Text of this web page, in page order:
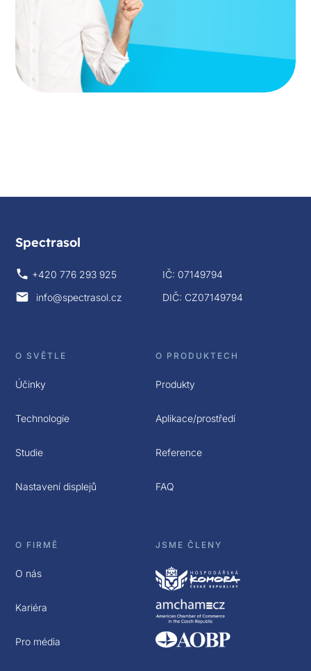
Spectrasol
+420 776 293 925
info@spectrasol.cz
IČ: 07149794
DIČ: CZ07149794
O SVĚTLE
Účinky
Technologie
Studie
Nastavení displejů
O PRODUKTECH
Produkty
Aplikace/prostředí
Reference
FAQ
O FIRMĚ
O nás
Kariéra
Pro média
JSME ČLENY